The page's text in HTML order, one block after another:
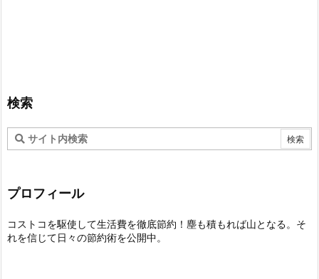
検索
プロフィール
コストコを駆使して生活費を徹底節約！塵も積もれば山となる。そ
れを信じて日々の節約術を公開中。